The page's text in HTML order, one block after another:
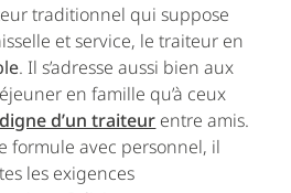
traditionnel qui suppose
et service, le traiteur en
. Il s’adresse aussi bien aux
en famille qu’à ceux
d’un traiteur entre amis.
formule avec personnel, il
les exigences